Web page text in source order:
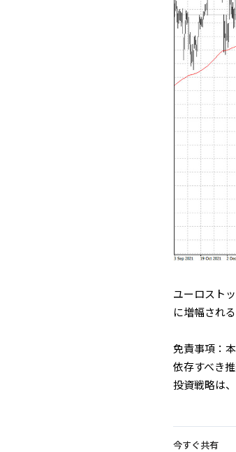
ユーロスト
に増幅され
免責事項：
依存すべき
投資戦略は
今すぐ共有